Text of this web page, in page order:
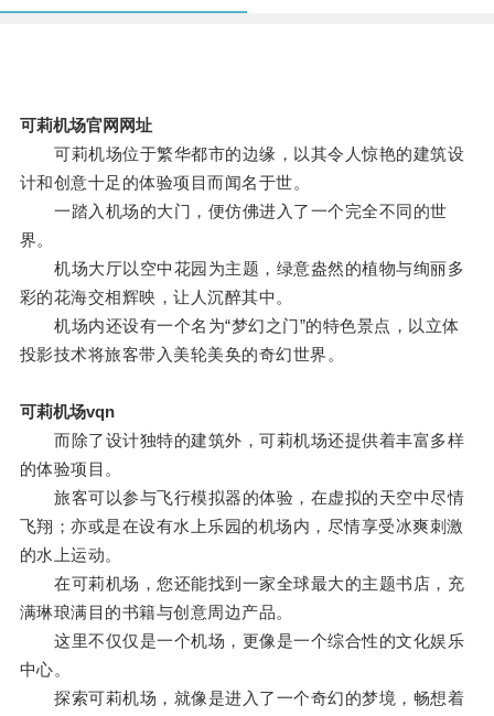
可莉机场官网网址
可莉机场位于繁华都市的边缘，以其令人惊艳的建筑设
计和创意十足的体验项目而闻名于世。
一踏入机场的大门，便仿佛进入了一个完全不同的世
界。
机场大厅以空中花园为主题，绿意盎然的植物与绚丽多
彩的花海交相辉映，让人沉醉其中。
机场内还设有一个名为“梦幻之门”的特色景点，以立体
投影技术将旅客带入美轮美奂的奇幻世界。
可莉机场vqn
而除了设计独特的建筑外，可莉机场还提供着丰富多样
的体验项目。
旅客可以参与飞行模拟器的体验，在虚拟的天空中尽情
飞翔；亦或是在设有水上乐园的机场内，尽情享受冰爽刺激
的水上运动。
在可莉机场，您还能找到一家全球最大的主题书店，充
满琳琅满目的书籍与创意周边产品。
这里不仅仅是一个机场，更像是一个综合性的文化娱乐
中心。
探索可莉机场，就像是进入了一个奇幻的梦境，畅想着